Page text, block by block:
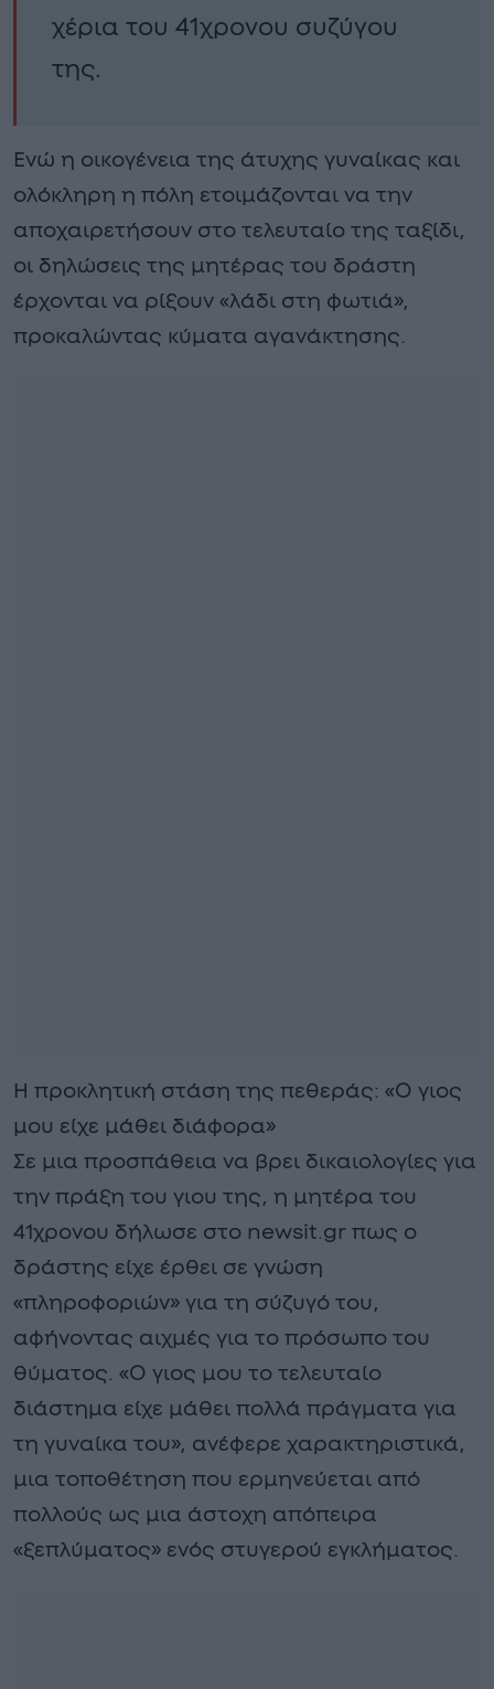
χέρια του 41χρονου συζύγου
της.
Ενώ η οικογένεια της άτυχης γυναίκας και
ολόκληρη η πόλη ετοιμάζονται να την
αποχαιρετήσουν στο τελευταίο της ταξίδι,
οι δηλώσεις της μητέρας του δράστη
έρχονται να ρίξουν «λάδι στη φωτιά»,
προκαλώντας κύματα αγανάκτησης.
Η προκλητική στάση της πεθεράς: «Ο γιος
μου είχε μάθει διάφορα»
Σε μια προσπάθεια να βρει δικαιολογίες για
την πράξη του γιου της, η μητέρα του
41χρονου δήλωσε στο newsit.gr πως ο
δράστης είχε έρθει σε γνώση
«πληροφοριών» για τη σύζυγό του,
αφήνοντας αιχμές για το πρόσωπο του
θύματος. «Ο γιος μου το τελευταίο
διάστημα είχε μάθει πολλά πράγματα για
τη γυναίκα του», ανέφερε χαρακτηριστικά,
μια τοποθέτηση που ερμηνεύεται από
πολλούς ως μια άστοχη απόπειρα
«ξεπλύματος» ενός στυγερού εγκλήματος.